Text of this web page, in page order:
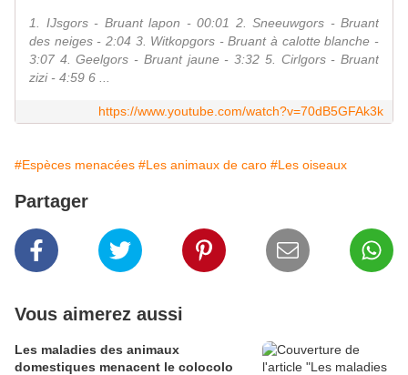
1. IJsgors - Bruant lapon - 00:01 2. Sneeuwgors - Bruant
des neiges - 2:04 3. Witkopgors - Bruant à calotte blanche -
3:07 4. Geelgors - Bruant jaune - 3:32 5. Cirlgors - Bruant
zizi - 4:59 6 ...
https://www.youtube.com/watch?v=70dB5GFAk3k
#Espèces menacées #Les animaux de caro #Les oiseaux
Partager
Vous aimerez aussi
Les maladies des animaux
domestiques menacent le colocolo